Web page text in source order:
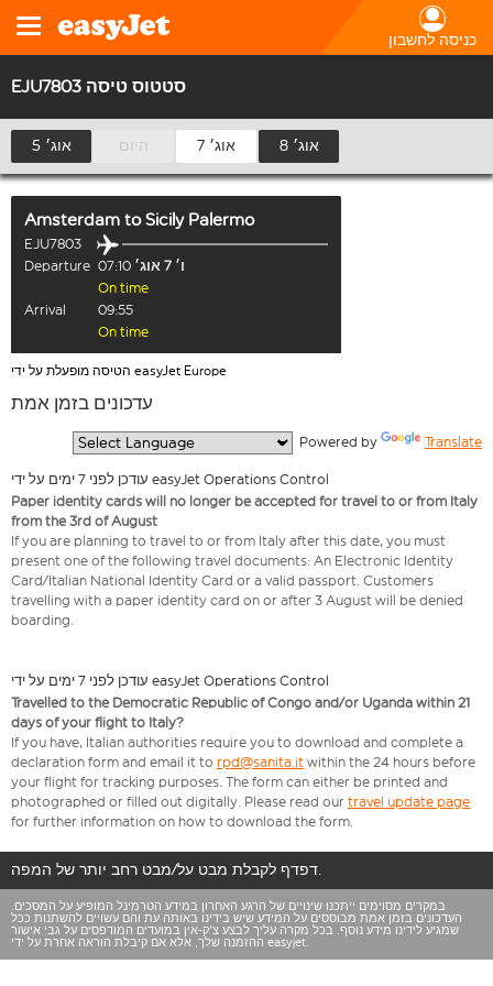
כניסה לחשבון
EJU7803 סטטוס טיסה
5 אוג׳ היום 7 אוג׳ 8 אוג׳
Amsterdam toSicily Palermo
EJU7803
Departure 07:10
ו׳ 7 אוג׳
On time
Arrival
09:55
On time
הטיסה מופעלת על ידי easyJet Europe
עדכונים בזמן אמת
Powered by Translate
עודכן לפני 7 ימים על ידי easyJet Operations Control
Paper identity cards will no longer be accepted for travel to or from Italy
from the 3rd of August
If you are planning to travel to or from Italy after this date, you must
present one of the following travel documents: An Electronic Identity
Card/Italian National Identity Card or a valid passport. Customers
travelling with a paper identity card on or after 3 August will be denied
boarding.
עודכן לפני 7 ימים על ידי easyJet Operations Control
Travelled to the Democratic Republic of Congo and/or Uganda within 21
days of your flight to Italy?
If you have, Italian authorities require you to download and complete a
declaration form and email it to rpd@sanita.it within the 24 hours before
your flight for tracking purposes. The form can either be printed and
photographed or filled out digitally. Please read our travel update page
for further information on how to download the form.
דפדף לקבלת מבט על/מבט רחב יותר של המפה.
במקרים מסוימים ייתכנו שינויים של הרגע האחרון במידע הטרמינל המופיע על המסכים.
העדכונים בזמן אמת מבוססים על המידע שיש בידינו באותה עת והם עשויים להשתנות ככל
שמגיע לידינו מידע נוסף. בכל מקרה עליך לבצע צ'ק-אין במועדים המודפסים על גבי אישור
ההזמנה שלך, אלא אם קיבלת הוראה אחרת על ידי easyjet.